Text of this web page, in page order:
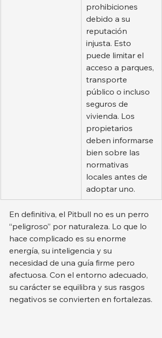
prohibiciones
debido a su
reputación
injusta. Esto
puede limitar el
acceso a parques,
transporte
público o incluso
seguros de
vivienda. Los
propietarios
deben informarse
bien sobre las
normativas
locales antes de
adoptar uno.
En definitiva, el Pitbull no es un perro
“peligroso” por naturaleza. Lo que lo
hace complicado es su enorme
energía, su inteligencia y su
necesidad de una guía firme pero
afectuosa. Con el entorno adecuado,
su carácter se equilibra y sus rasgos
negativos se convierten en fortalezas.